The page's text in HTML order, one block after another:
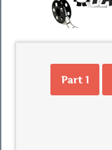
Part 1